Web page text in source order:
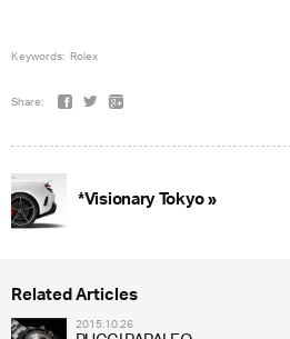
Keywords: Rolex
Share:
*Visionary Tokyo »
Related Articles
2015.10.26